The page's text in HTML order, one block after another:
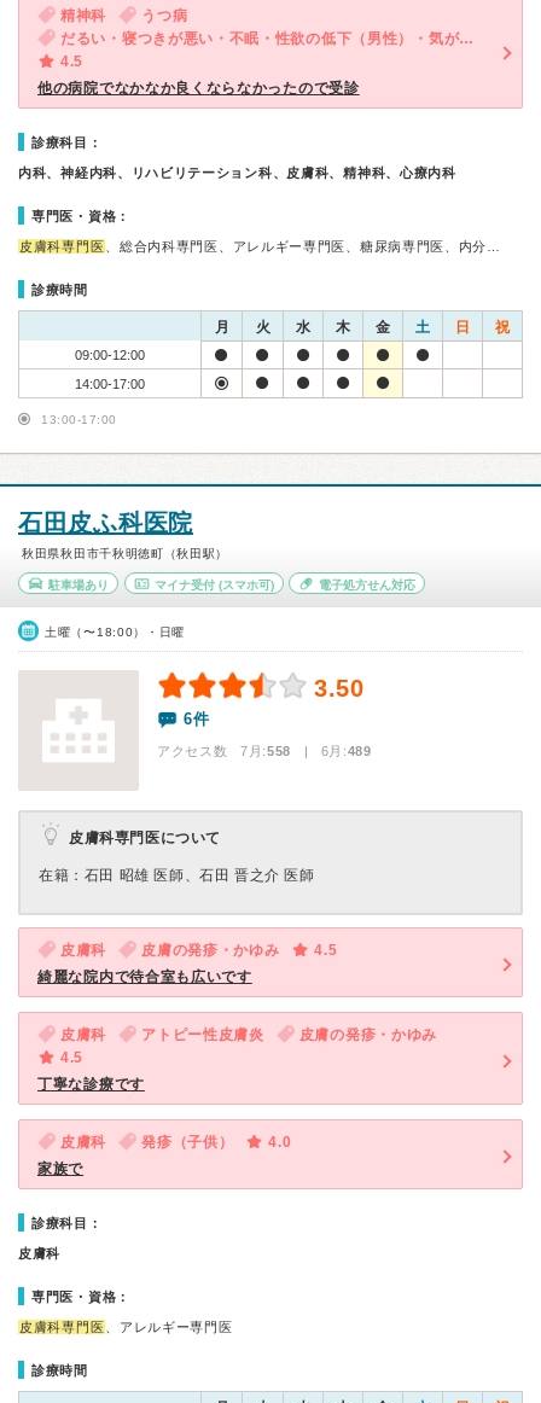
精神科
うつ病
だるい・寝つきが悪い・不眠・性欲の低下（男性）・気が滅入る・不安
4.5
他の病院でなかなか良くならなかったので受診
診療科目：
内科、神経内科、リハビリテーション科、皮膚科、精神科、心療内科
専門医・資格：
皮膚科専門医 、総合内科専門医、アレルギー専門医、糖尿病専門医、内分…
診療時間
月 火 水 木 金 土 日 祝
09:00-12:00
14:00-17:00
13:00-17:00
石田皮ふ科医院
秋田県秋田市千秋明徳町（秋田駅）
駐車場あり マイナ受付(スマホ可) 電子処方せん対応
土曜（〜18:00）・日曜
3.50
6件
アクセス数 7月:558 | 6月:489
皮膚科専門医について
在籍：石田 昭雄 医師、石田 晋之介 医師
皮膚科 皮膚の発疹・かゆみ
4.5
綺麗な院内で待合室も広いです
皮膚科 アトピー性皮膚炎
皮膚の発疹・かゆみ
4.5
丁寧な診療です
皮膚科 発疹（子供）
4.0
家族で
診療科目：
皮膚科
専門医・資格：
皮膚科専門医 、アレルギー専門医
診療時間